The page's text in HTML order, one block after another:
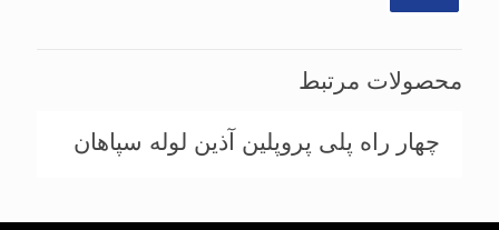
محصولات مرتبط
چهار راه پلی پروپلین آذین لوله سپاهان